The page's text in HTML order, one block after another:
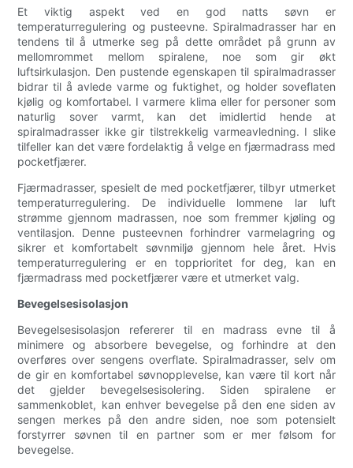
Et viktig aspekt ved en god natts søvn er
temperaturregulering og pusteevne. Spiralmadrasser har en
tendens til å utmerke seg på dette området på grunn av
mellomrommet mellom spiralene, noe som gir økt
luftsirkulasjon. Den pustende egenskapen til spiralmadrasser
bidrar til å avlede varme og fuktighet, og holder soveflaten
kjølig og komfortabel. I varmere klima eller for personer som
naturlig sover varmt, kan det imidlertid hende at
spiralmadrasser ikke gir tilstrekkelig varmeavledning. I slike
tilfeller kan det være fordelaktig å velge en fjærmadrass med
pocketfjærer.
Fjærmadrasser, spesielt de med pocketfjærer, tilbyr utmerket
temperaturregulering. De individuelle lommene lar luft
strømme gjennom madrassen, noe som fremmer kjøling og
ventilasjon. Denne pusteevnen forhindrer varmelagring og
sikrer et komfortabelt søvnmiljø gjennom hele året. Hvis
temperaturregulering er en topprioritet for deg, kan en
fjærmadrass med pocketfjærer være et utmerket valg.
Bevegelsesisolasjon
Bevegelsesisolasjon refererer til en madrass evne til å
minimere og absorbere bevegelse, og forhindre at den
overføres over sengens overflate. Spiralmadrasser, selv om
de gir en komfortabel søvnopplevelse, kan være til kort når
det gjelder bevegelsesisolering. Siden spiralene er
sammenkoblet, kan enhver bevegelse på den ene siden av
sengen merkes på den andre siden, noe som potensielt
forstyrrer søvnen til en partner som er mer følsom for
bevegelse.